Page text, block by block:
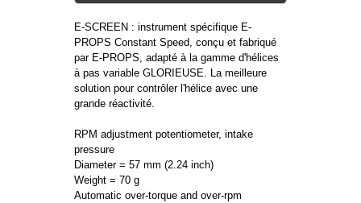
E-SCREEN : instrument spécifique E-
PROPS Constant Speed, conçu et fabriqué
par E-PROPS, adapté à la gamme d'hélices
à pas variable GLORIEUSE. La meilleure
solution pour contrôler l'hélice avec une
grande réactivité.
RPM adjustment potentiometer, intake
pressure
Diameter = 57 mm (2.24 inch)
Weight = 70 g
Automatic over-torque and over-rpm